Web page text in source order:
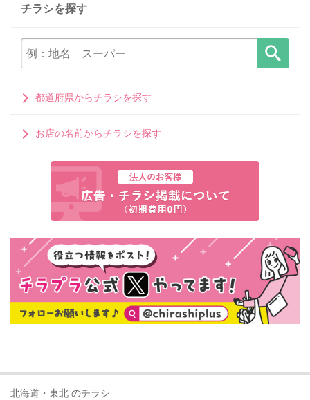
チラシを探す
都道府県からチラシを探す
お店の名前からチラシを探す
北海道・東北 のチラシ